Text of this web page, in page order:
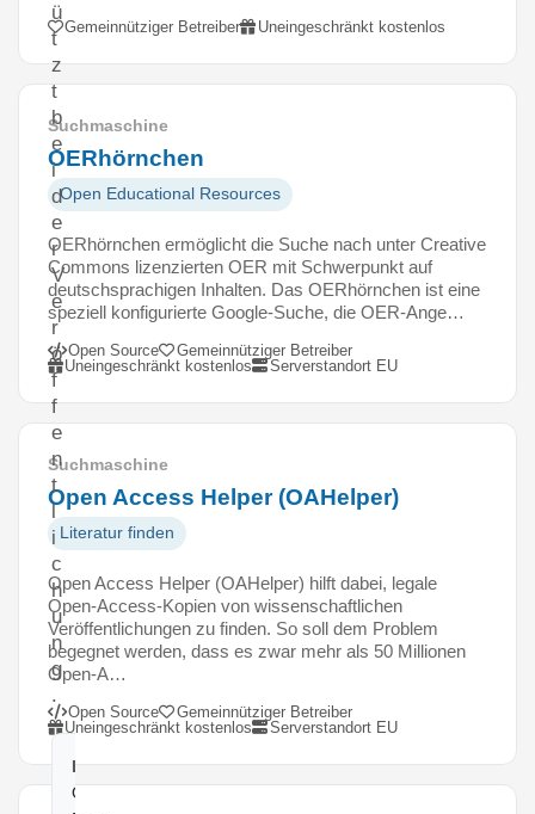
ü
t
z
t
b
e
i
d
e
r
V
e
r
ö
f
f
e
n
t
l
i
c
h
u
n
g
.
Betreiber:
OAPEN
Gemeinnütziger Betreiber Uneingeschränkt kostenlos
Suchmaschine
OERhörnchen
Open Educational Resources
OERhörnchen ermöglicht die Suche nach unter Creative
Commons lizenzierten OER mit Schwerpunkt auf
deutschsprachigen Inhalten. Das OERhörnchen ist eine
speziell konfigurierte Google-Suche, die OER-Ange…
Open Source
Gemeinnütziger Betreiber
Uneingeschränkt kostenlos
Serverstandort EU
Suchmaschine
Open Access Helper (OAHelper)
Literatur finden
Open Access Helper (OAHelper) hilft dabei, legale
Open-Access-Kopien von wissenschaftlichen
Veröffentlichungen zu finden. So soll dem Problem
begegnet werden, dass es zwar mehr als 50 Millionen
Open-A…
Open Source
Gemeinnütziger Betreiber
Uneingeschränkt kostenlos
Serverstandort EU